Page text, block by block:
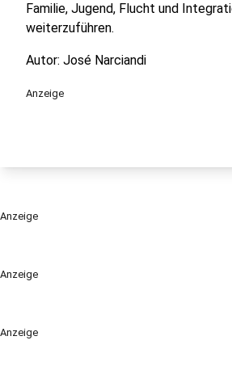
Anzeige
Anzeige
Familie, Jugend, Flucht und
weiterzuführen.
Autor: José Narciandi
Anzeige
Anzeige